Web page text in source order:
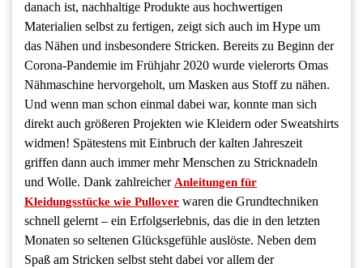
danach ist, nachhaltige Produkte aus hochwertigen
Materialien selbst zu fertigen, zeigt sich auch im Hype um
das Nähen und insbesondere Stricken. Bereits zu Beginn der
Corona-Pandemie im Frühjahr 2020 wurde vielerorts Omas
Nähmaschine hervorgeholt, um Masken aus Stoff zu nähen.
Und wenn man schon einmal dabei war, konnte man sich
direkt auch größeren Projekten wie Kleidern oder Sweatshirts
widmen! Spätestens mit Einbruch der kalten Jahreszeit
griffen dann auch immer mehr Menschen zu Stricknadeln
und Wolle. Dank zahlreicherAnleitungen für
Kleidungsstücke wie Pullover waren die Grundtechniken
schnell gelernt – ein Erfolgserlebnis, das die in den letzten
Monaten so seltenen Glücksgefühle auslöste. Neben dem
Spaß am Stricken selbst steht dabei vor allem der